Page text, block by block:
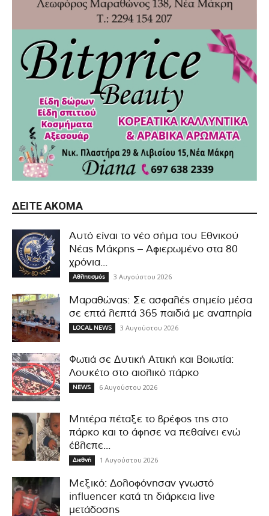
ΔΕΊΤΕ ΑΚΌΜΑ
Αυτό είναι το νέο σήμα του Εθνικού
Νέας Μάκρης – Αφιερωμένο στα 80
χρόνια...
Αθλητισμός 3 Αυγούστου 2026
Μαραθώνας: Σε ασφαλές σημείο μέσα
σε επτά λεπτά 365 παιδιά με αναπηρία
LOCAL NEWS 3 Αυγούστου 2026
Φωτιά σε Δυτική Αττική και Βοιωτία:
Λουκέτο στο αιολικό πάρκο
NEWS 6 Αυγούστου 2026
Μητέρα πέταξε το βρέφος της στο
πάρκο και το άφησε να πεθαίνει ενώ
έβλεπε...
Διεθνή 1 Αυγούστου 2026
Μεξικό: Δολοφόνησαν γνωστό
influencer κατά τη διάρκεια live
μετάδοσης